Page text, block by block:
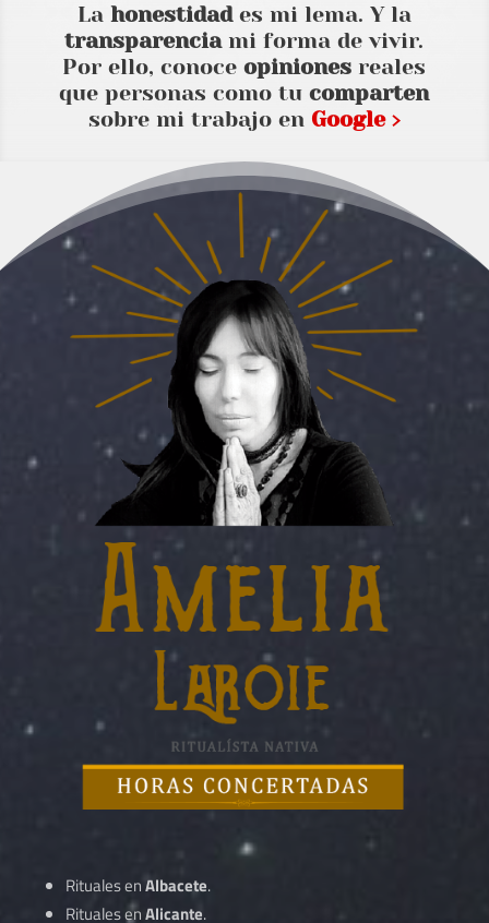
La honestidades mi lema. Y la
transparenciami forma de vivir.
Por ello, conoceopiniones reales
que personas como tucomparten
sobre mi trabajo en Google ›
Rituales enAlbacete.
Rituales enAlicante.